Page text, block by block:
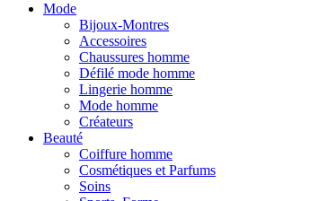
Mode
Bijoux-Montres
Accessoires
Chaussures homme
Défilé mode homme
Lingerie homme
Mode homme
Créateurs
Beauté
Coiffure homme
Cosmétiques et Parfums
Soins